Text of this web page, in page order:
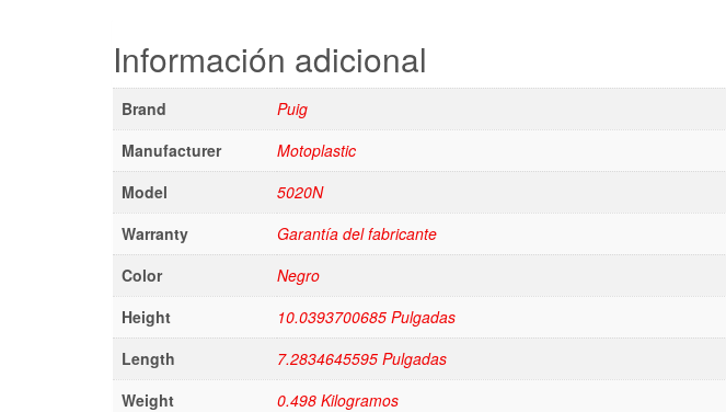
Información adicional
Brand
Puig
Manufacturer
Motoplastic
Model
5020N
Warranty
Garantía del fabricante
Color
Negro
Height
10.0393700685 Pulgadas
Length
7.2834645595 Pulgadas
Weight
0.498 Kilogramos